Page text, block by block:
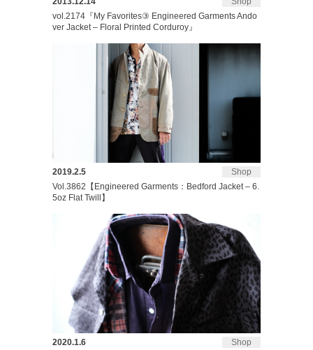
vol.2174『My Favorites③ Engineered Garments Ando
ver Jacket – Floral Printed Corduroy』
Shop
2019.2.5
Vol.3862【Engineered Garments：Bedford Jacket – 6.
5oz Flat Twill】
Shop
2020.1.6